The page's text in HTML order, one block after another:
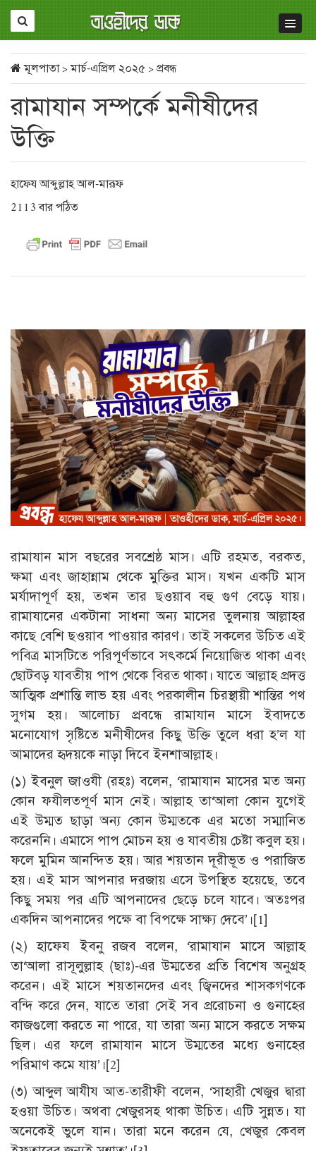
মূলপাতা> মার্চ-এপ্রিল ২০২৫ > প্রবন্ধ
রামাযান সম্পর্কে মনীষীদের
উক্তি
হাফেয আব্দুল্লাহ আল-মারূফ
2113 বার পঠিত
রামাযান মাস বছরের সবশ্রেষ্ঠ মাস। এটি রহমত, বরকত,
ক্ষমা এবং জাহান্নাম থেকে মুক্তির মাস। যখন একটি মাস
মর্যাদাপূর্ণ হয়, তখন তার ছওয়াব বহু গুণ বেড়ে যায়।
রামাযানের একটানা সাধনা অন্য মাসের তুলনায় আল্লাহর
কাছে বেশি ছওয়াব পাওয়ার কারণ। তাই সকলের উচিত এই
পবিত্র মাসটিতে পরিপূর্ণভাবে সৎকর্মে নিয়োজিত থাকা এবং
ছোটবড় যাবতীয় পাপ থেকে বিরত থাকা। যাতে আল্লাহ প্রদত্ত
আত্মিক প্রশান্তি লাভ হয় এবং পরকালীন চিরস্থায়ী শান্তির পথ
সুগম হয়। আলোচ্য প্রবন্ধে রামাযান মাসে ইবাদতে
মনোযোগ সৃষ্টিতে মনীষীদের কিছু উক্তি তুলে ধরা হ’ল যা
আমাদের হৃদয়কে নাড়া দিবে ইনশাআল্লাহ।
(১) ইবনুল জাওযী (রহঃ) বলেন, ‘রামাযান মাসের মত অন্য
কোন ফযীলতপূর্ণ মাস নেই। আল্লাহ তা‘আলা কোন যুগেই
এই উম্মত ছাড়া অন্য কোন উম্মতকে এর মতো সম্মানিত
করেননি। এমাসে পাপ মোচন হয় ও যাবতীয় চেষ্টা কবুল হয়।
ফলে মুমিন আনন্দিত হয়। আর শয়তান দূরীভূত ও পরাজিত
হয়। এই মাস আপনার দরজায় এসে উপস্থিত হয়েছে, তবে
কিছু সময় পর এটি আপনাদের ছেড়ে চলে যাবে। অতঃপর
একদিন আপনাদের পক্ষে বা বিপক্ষে সাক্ষ্য দেবে’।[1]
(২) হাফেয ইবনু রজব বলেন, ‘রামাযান মাসে আল্লাহ
তা‘আলা রাসূলুল্লাহ (ছাঃ)-এর উম্মতের প্রতি বিশেষ অনুগ্রহ
করেন। এই মাসে শয়তানদের এবং জ্বিনদের শাসকগণকে
বন্দি করে দেন, যাতে তারা সেই সব প্ররোচনা ও গুনাহের
কাজগুলো করতে না পারে, যা তারা অন্য মাসে করতে সক্ষম
ছিল। এর ফলে রামাযান মাসে উম্মতের মধ্যে গুনাহের
পরিমাণ কমে যায়’।[2]
(৩) আব্দুল আযীয আত-তারীফী বলেন, ‘সাহারী খেজুর দ্বারা
হওয়া উচিত। অথবা খেজুরসহ থাকা উচিত। এটি সুন্নত। যা
অনেকেই ভুলে যান। তারা মনে করেন যে, খেজুর কেবল